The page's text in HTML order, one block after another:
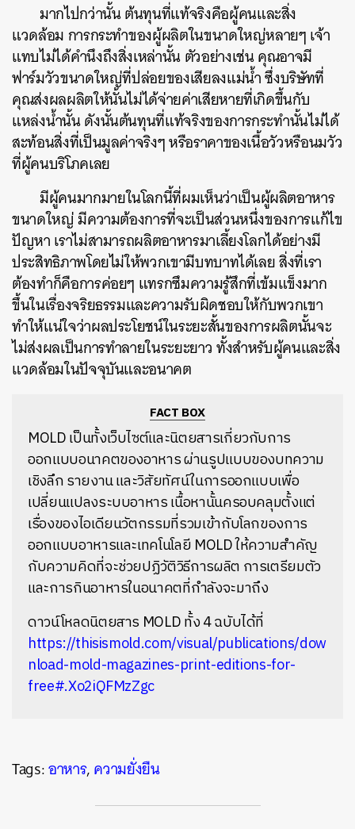
มากไปกว่านั้น ต้นทุนที่แท้จริงคือผู้คนและสิ่ง
แวดล้อม การกระทำของผู้ผลิตในขนาดใหญ่หลายๆ เจ้า
แทบไม่ได้คำนึงถึงสิ่งเหล่านั้นตัวอย่างเช่น คุณอาจมี
ฟาร์มวัวขนาดใหญ่ที่ปล่อยของเสียลงแม่น้ำ ซึ่งบริษัทที่
คุณส่งผลผลิตให้นั้นไม่ได้จ่ายค่าเสียหายที่เกิดขึ้นกับ
แหล่งน้ำนั้น ดังนั้นต้นทุนที่แท้จริงของการกระทำนั้นไม่ได้
สะท้อนสิ่งที่เป็นมูลค่าจริงๆ หรือราคาของเนื้อวัวหรือนมวัว
ที่ผู้คนบริโภคเลย
มีผู้คนมากมายในโลกนี้ที่ผมเห็นว่าเป็นผู้ผลิตอาหาร
ขนาดใหญ่ มีความต้องการที่จะเป็นส่วนหนึ่งของการแก้ไข
ปัญหา เราไม่สามารถผลิตอาหารมาเลี้ยงโลกได้อย่างมี
ประสิทธิภาพโดยไม่ให้พวกเขามีบทบาทได้เลย สิ่งที่เรา
ต้องทำก็คือการค่อยๆ แทรกซึมความรู้สึกที่เข้มแข็งมาก
ขึ้นในเรื่องจริยธรรมและความรับผิดชอบให้กับพวกเขา
ทำให้แน่ใจว่าผลประโยชน์ในระยะสั้นของการผลิตนั้นจะ
ไม่ส่งผลเป็นการทำลายในระยะยาว ทั้งสำหรับผู้คนและสิ่ง
แวดล้อมในปัจจุบันและอนาคต
FACT BOX
MOLD เป็นทั้งเว็บไซต์และนิตยสารเกี่ยวกับการ
ออกแบบอนาคตของอาหาร ผ่านรูปแบบของบทความ
เชิงลึก รายงาน และวิสัยทัศน์ในการออกแบบเพื่อ
เปลี่ยนแปลงระบบอาหาร เนื้อหานั้นครอบคลุมตั้งแต่
เรื่องของไอเดียนวัตกรรมที่รวมเข้ากับโลกของการ
ออกแบบอาหารและเทคโนโลยี MOLD ให้ความสำคัญ
กับความคิดที่จะช่วยปฏิวัติวิธีการผลิต การเตรียมตัว
และการกินอาหารในอนาคตที่กำลังจะมาถึง
ดาวน์โหลดนิตยสาร MOLD ทั้ง 4 ฉบับได้ที่
https://thisismold.com/visual/publications/dow
nload-mold-magazines-print-editions-for-
free#.Xo2iQFMzZgc
Tags:อาหาร,ความยั่งยืน